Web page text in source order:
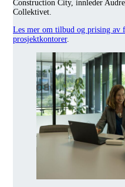
Construction City, innleder
Collektivet.
Les mer om tilbud og prising av
prosjektkontorer.